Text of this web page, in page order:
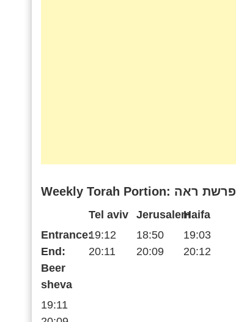
Weekly Torah Portion: פרשת ראה
Entrance:
End:
Tel aviv
19:12
20:11
Jerusalem
18:50
20:09
Haifa
19:03
20:12
Beer
sheva
19:11